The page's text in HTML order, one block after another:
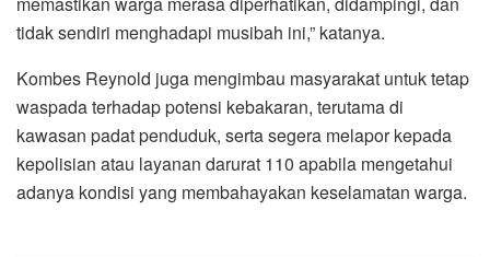
tidak sendiri menghadapi musibah ini,” katanya.
Kombes Reynold juga mengimbau masyarakat untuk tetap
waspada terhadap potensi kebakaran, terutama di
kawasan padat penduduk, serta segera melapor kepada
kepolisian atau layanan darurat 110 apabila mengetahui
adanya kondisi yang membahayakan keselamatan warga.